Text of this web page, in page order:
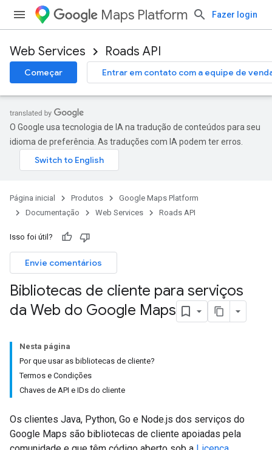
Maps Platform Fazer login
Web Services Roads API
Começar Entrar em contato com a equipe de
O Google usa tecnologia de IA na tradução de conteúdos para seu
idioma de preferência. As traduções com IA podem ter erros.
Página inicial Produtos
Google Maps Platform
Documentação
Web Services Roads API
Isso foi útil?
Envie comentários
Bibliotecas de cliente para serviços
da Web do Google Maps
Nesta página
Por que usar as bibliotecas de cliente?
Termos e Condições
Chaves de API e IDs do cliente
Os clientes Java, Python, Go e Node.js dos serviços do
Google Maps são bibliotecas de cliente apoiadas pela